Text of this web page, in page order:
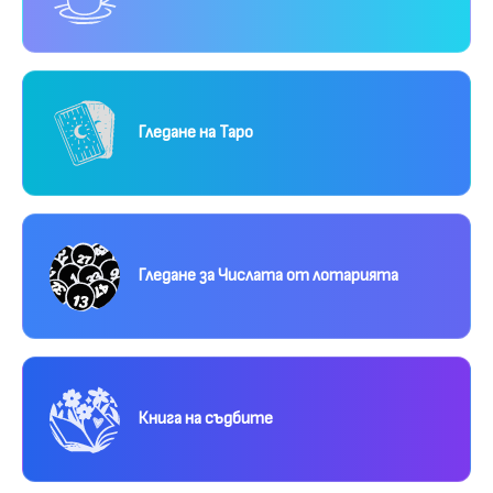
Гледане на Таро
Гледане за Числата от лотарията
Книга на съдбите